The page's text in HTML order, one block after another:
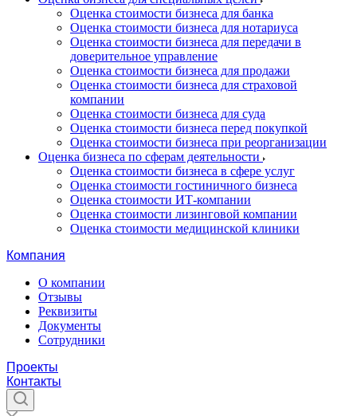
Оценка стоимости бизнеса для банка
Оценка стоимости бизнеса для нотариуса
Оценка стоимости бизнеса для передачи в
доверительное управление
Оценка стоимости бизнеса для продажи
Оценка стоимости бизнеса для страховой
компании
Оценка стоимости бизнеса для суда
Оценка стоимости бизнеса перед покупкой
Оценка стоимости бизнеса при реорганизации
Оценка бизнеса по сферам деятельности
Оценка стоимости бизнеса в сфере услуг
Оценка стоимости гостиничного бизнеса
Оценка стоимости ИТ-компании
Оценка стоимости лизинговой компании
Оценка стоимости медицинской клиники
Компания
О компании
Отзывы
Реквизиты
Документы
Сотрудники
Проекты
Контакты